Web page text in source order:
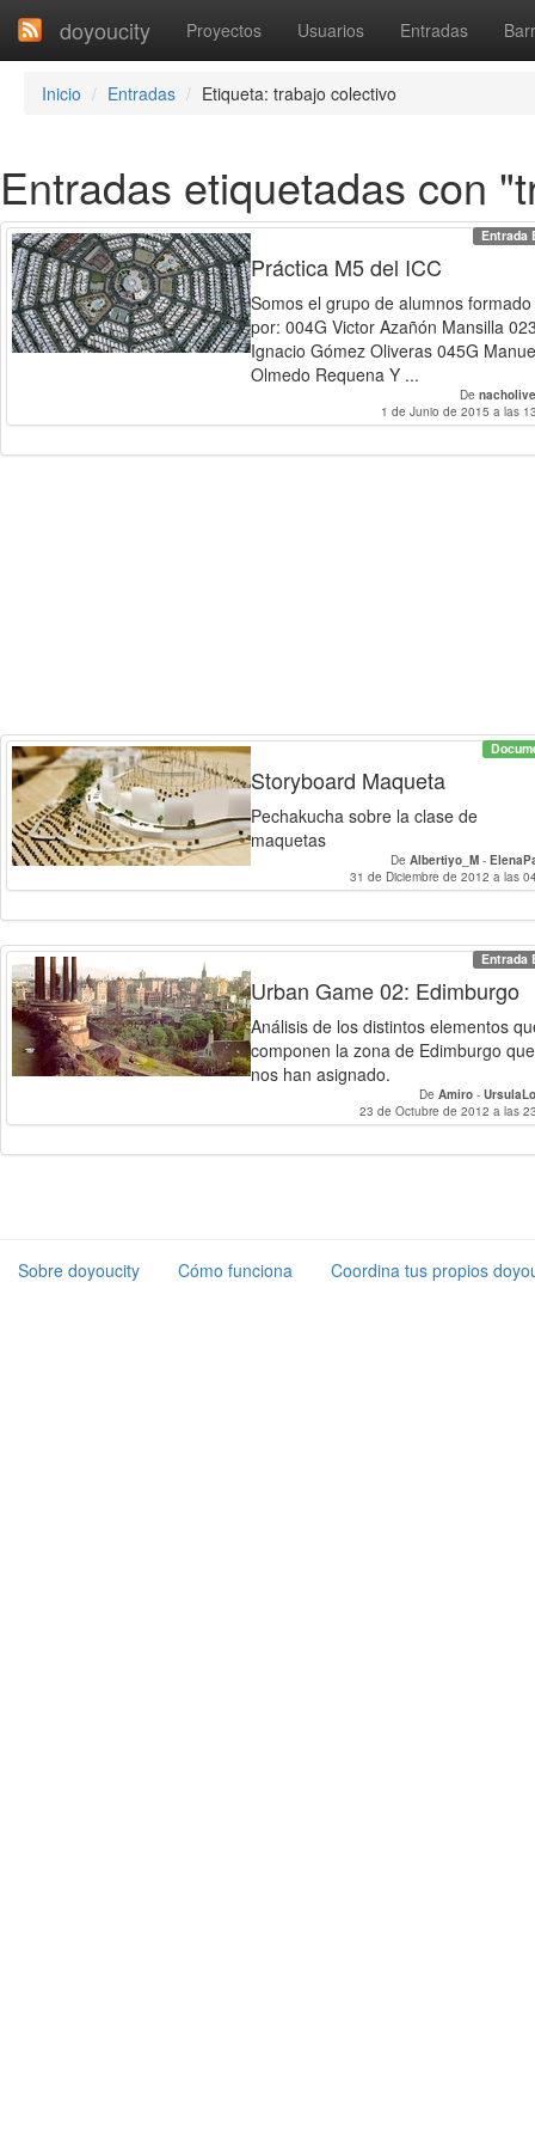
doyoucity Proyectos Usuarios Entradas
Inicio Entradas Etiqueta: trabajo colectivo
Entradas etiquetadas con
Entrada
Práctica M5 del ICC
Somos el grupo de alumnos formado
por: 004G Victor Azañón Mansilla
Ignacio Gómez Oliveras 045G
Olmedo Requena Y ...
De
1 de Junio de 2015 a las
Storyboard Maqueta
Pechakucha sobre la clase de
maquetas
De Albertiyo_M -
31 de Diciembre de 2012 a las
Entrada
Urban Game 02: Edimburgo
Análisis de los distintos elementos
componen la zona de Edimburgo que
nos han asignado.
De Amiro -
23 de Octubre de 2012 a las
Sobre doyoucity Cómo funciona Coordina tus propios